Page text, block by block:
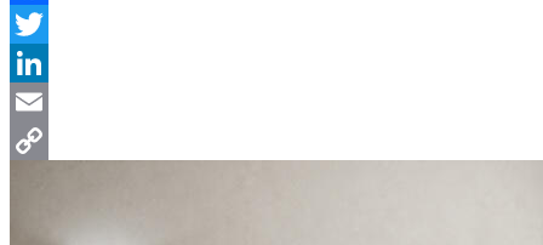
Facebook
Twitter
LinkedIn
Email